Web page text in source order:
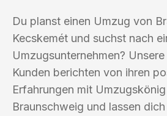
Du planst einen Umzug von
Kecskemét und suchst nach
Umzugsunternehmen?
Kunden berichten von ihren
Erfahrungen mit
Braunschweig und lassen